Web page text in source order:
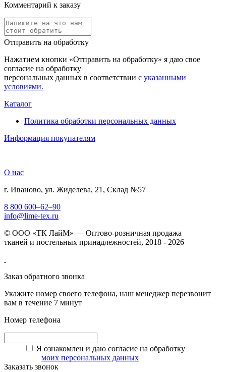
Комментарий к заказу
Отправить на обработку
Нажатием кнопки «Отправить на обработку» я даю свое
согласие на обработку
персональных данных в соответствии с указанными
условиями.
Каталог
Политика обработки персональных данных
Информация покупателям
О нас
г. Иваново, ул. Жиделева, 21, Склад №57
8 800 600–62–90
info@lime-tex.ru
© ООО «ТК ЛайМ» — Оптово-розничная продажа
тканей и постельных принадлежностей, 2018 - 2026
Заказ обратного звонка
Укажите номер своего телефона, наш менеджер перезвонит
вам в течение 7 минут
Номер телефона
Я ознакомлен и даю согласие на обработку
моих персональных данных
Заказать звонок